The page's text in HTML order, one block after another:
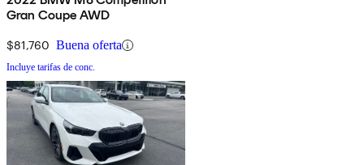
Gran Coupe AWD
$81,760 Buena oferta
Incluye tarifas de conc.